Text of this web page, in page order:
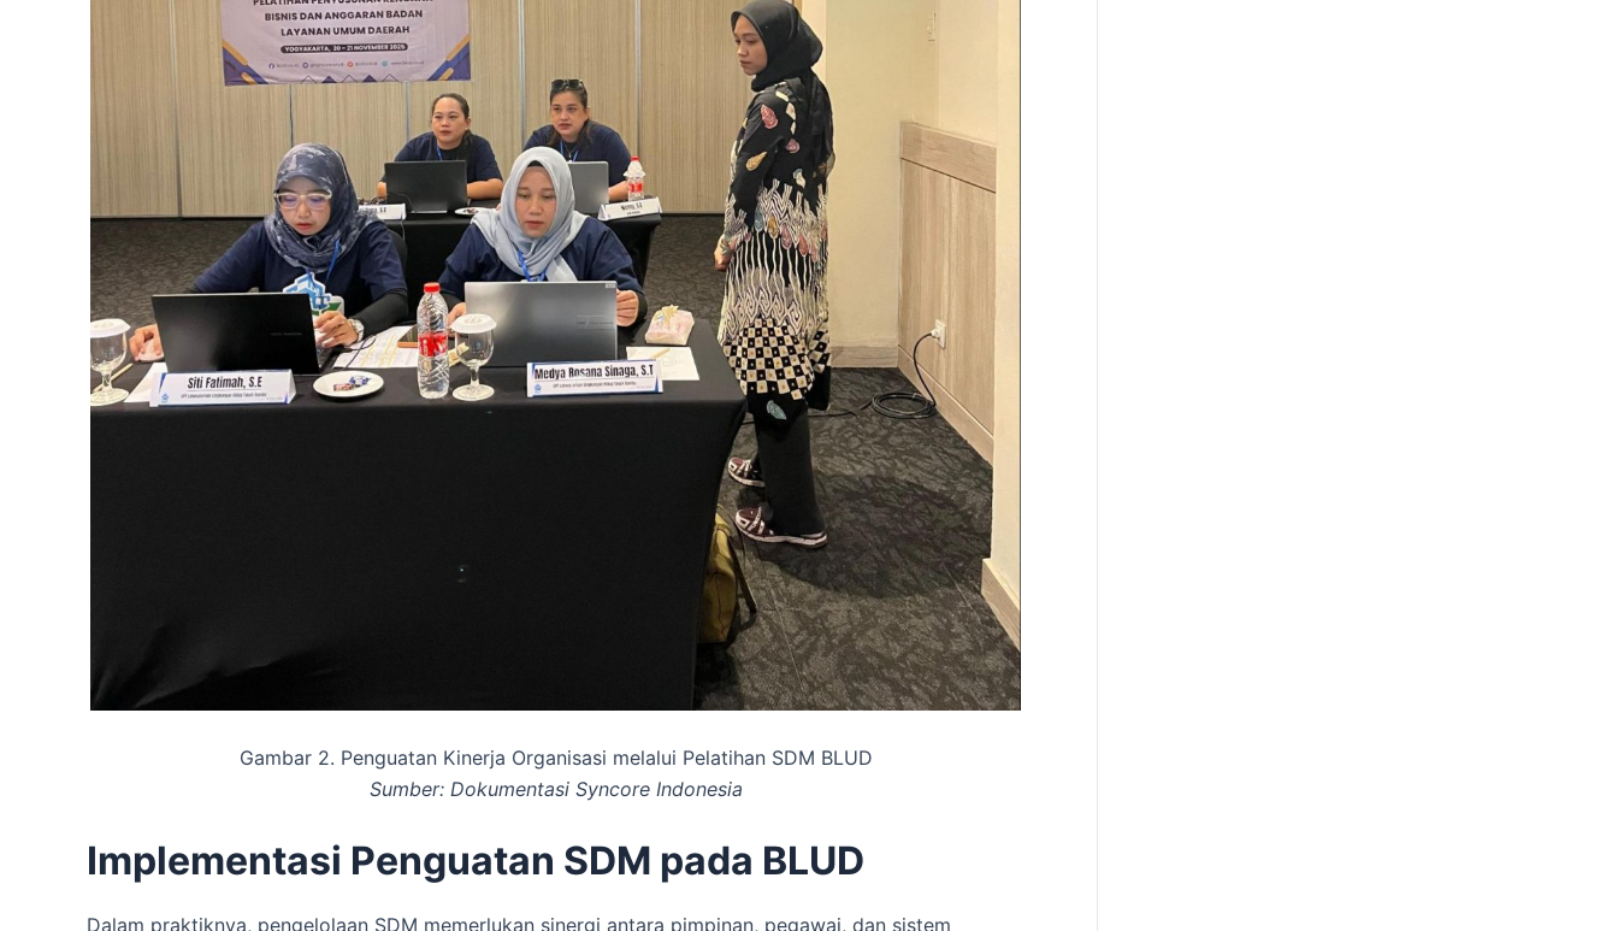
Gambar 2. Penguatan Kinerja Organisasi melalui Pelatihan SDM BLUD
Sumber: Dokumentasi Syncore Indonesia
Implementasi Penguatan SDM pada BLUD
Dalam praktiknya, pengelolaan SDM memerlukan sinergi antara pimpinan, pegawai, dan sistem